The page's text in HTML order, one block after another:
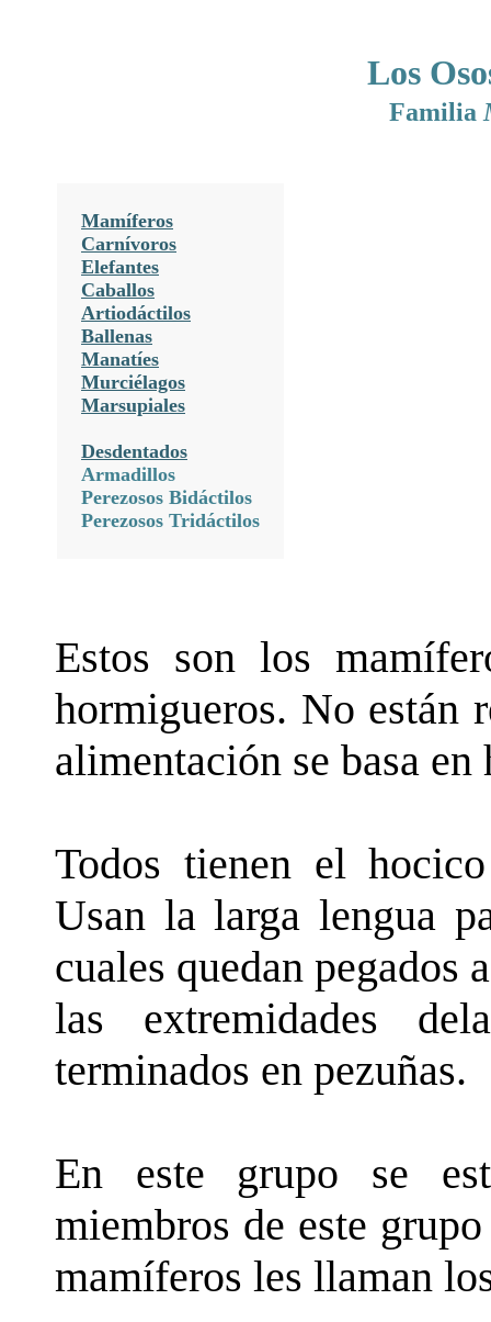
Los
Familia
Mamíferos
Carnívoros
Elefantes
Caballos
Artiodáctilos
Ballenas
Manatíes
Murciélagos
Marsupiales
Desdentados
Armadillos
Perezosos Bidáctilos
Perezosos Tridáctilos
Estos son los
hormigueros. No están
alimentación se basa
Todos tienen el
Usan la larga lengua
cuales quedan pegados
las extremidades
terminados en pezuñas.
En este grupo se
miembros de este
mamíferos les llaman